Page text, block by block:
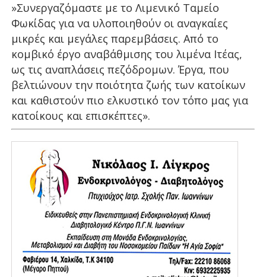
»Συνεργαζόμαστε με το Λιμενικό Ταμείο
Φωκίδας για να υλοποιηθούν οι αναγκαίες
μικρές και μεγάλες παρεμβάσεις. Από το
κομβικό έργο αναβάθμισης του λιμένα Ιτέας,
ως τις αναπλάσεις πεζόδρομων. Έργα, που
βελτιώνουν την ποιότητα ζωής των κατοίκων
και καθιστούν πιο ελκυστικό τον τόπο μας για
κατοίκους και επισκέπτες».